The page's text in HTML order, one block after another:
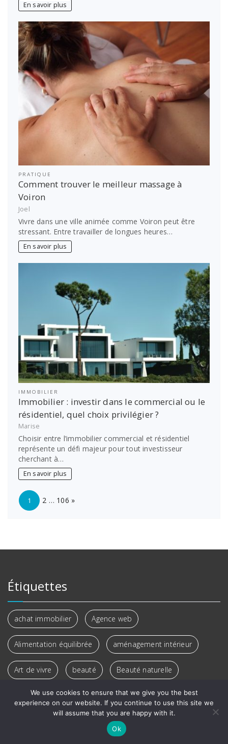
En savoir plus
PRATIQUE
Comment trouver le meilleur massage à
Voiron
Joel
Vivre dans une ville animée comme Voiron peut être
stressant. Entre travailler de longues heures…
En savoir plus
IMMOBILIER
Immobilier : investir dans le commercial ou le
résidentiel, quel choix privilégier ?
Marise
Choisir entre l’immobilier commercial et résidentiel
représente un défi majeur pour tout investisseur
cherchant à…
En savoir plus
Page:
1 2 … 106 »
Étiquettes
achat immobilier Agence web
Alimentation équilibrée aménagement intérieur
Art de vivre beauté Beauté naturelle
bien-être Bien-être chez soi
bien-être quotidien
We use cookies to ensure that we give you the best
experience on our website. If you continue to use this site we
will assume that you are happy with it.
Ok